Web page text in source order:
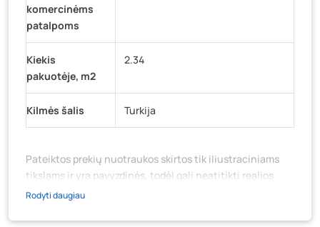
komercinėms
patalpoms
Kiekis
pakuotėje, m2
2.34
Kilmės šalis Turkija
Pateiktos prekių nuotraukos skirtos tik iliustraciniams
tikslams ir yra pavyzdinės, todėl gali neatitikti realios
prekių ir jų pakuotės išvaizdos, komplektacijos, spalvos ar
Rodyti daugiau